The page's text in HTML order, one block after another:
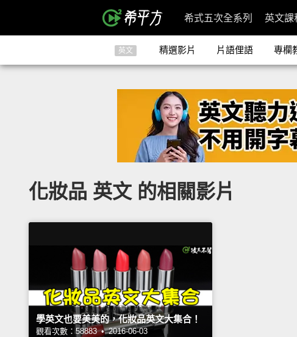
希式五次全系列 英文課
英文 精選影片 片語俚語 專欄
化妝品 英文 的相關影片
學英文也要美美的，化妝品英文大集合！
觀看次數：58883 • 2016-06-03